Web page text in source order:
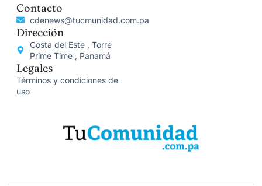
Contacto
cdenews@tucmunidad.com.pa
Dirección
Costa del Este , Torre
Prime Time , Panamá
Legales
Términos y condiciones de
uso